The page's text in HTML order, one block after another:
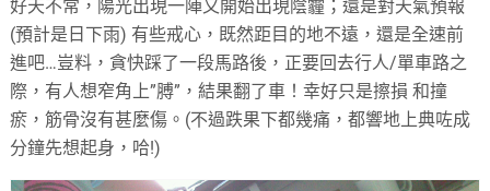
好天不常，陽光出現一陣又開始出現陰霾；還是對天氣預報
(預計是日下雨) 有些戒心，既然距目的地不遠，還是全速前
進吧…豈料，貪快踩了一段馬路後，正要回去行人/單車路之
際，有人想窄角上”膊”，結果翻了車！幸好只是擦損 和撞
瘀，筋骨沒有甚麼傷。(不過跌果下都幾痛，都響地上典咗成
分鐘先想起身，哈!)